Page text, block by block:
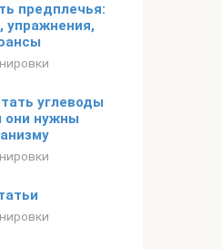
предплечья:
упражнения,
углеводы
они нужны